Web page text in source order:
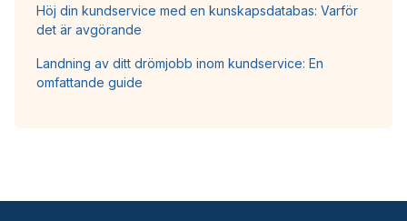
Höj din kundservice med en kunskapsdatabas: Varför
det är avgörande
Landning av ditt drömjobb inom kundservice: En
omfattande guide